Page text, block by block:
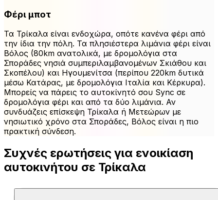
Φέρι μποτ
Τα Τρίκαλα είναι ενδοχώρα, οπότε κανένα φέρι από
την ίδια την πόλη. Τα πλησιέστερα λιμάνια φέρι είναι
Βόλος (80km ανατολικά, με δρομολόγια στα
Σποράδες νησιά συμπεριλαμβανομένων Σκιάθου και
Σκοπέλου) και Ηγουμενίτσα (περίπου 220km δυτικά
μέσω Κατάρας, με δρομολόγια Ιταλία και Κέρκυρα).
Μπορείς να πάρεις το αυτοκίνητό σου Sync σε
δρομολόγια φέρι και από τα δύο λιμάνια. Αν
συνδυάζεις επίσκεψη Τρίκαλα ή Μετεώρων με
νησιωτικό χρόνο στα Σποράδες, Βόλος είναι η πιο
πρακτική σύνδεση.
Συχνές ερωτήσεις για ενοικίαση
αυτοκινήτου σε Τρίκαλα